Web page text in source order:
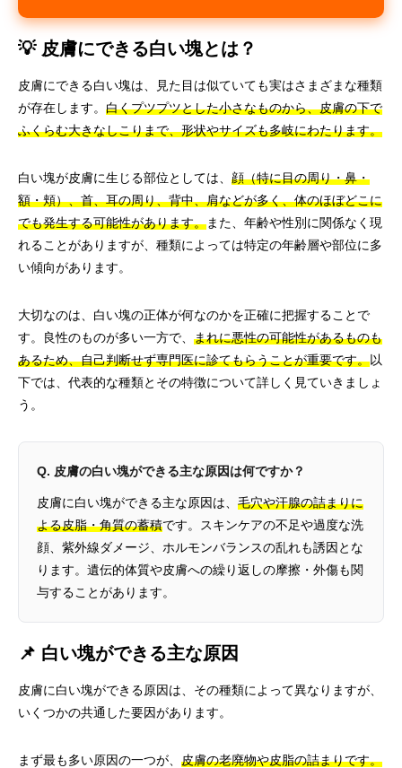
💡 皮膚にできる白い塊とは？
皮膚にできる白い塊は、見た目は似ていても実はさまざまな種類
が存在します。 白くプツプツとした小さなものから、皮膚の下で
ふくらむ大きなしこりまで、形状やサイズも多岐にわたります。
白い塊が皮膚に生じる部位としては、 顔（特に目の周り・鼻・
額・頬）、首、耳の周り、背中、肩などが多く、体のほぼどこに
でも発生する可能性があります。また、年齢や性別に関係なく現
れることがありますが、種類によっては特定の年齢層や部位に多
い傾向があります。
大切なのは、白い塊の正体が何なのかを正確に把握することで
す。良性のものが多い一方で、 まれに悪性の可能性があるものも
あるため、自己判断せず専門医に診てもらうことが重要です。以
下では、代表的な種類とその特徴について詳しく見ていきましょ
う。
Q. 皮膚の白い塊ができる主な原因は何ですか？
皮膚に白い塊ができる主な原因は、 毛穴や汗腺の詰まりに
よる皮脂・角質の蓄積です。スキンケアの不足や過度な洗
顔、紫外線ダメージ、ホルモンバランスの乱れも誘因とな
ります。遺伝的体質や皮膚への繰り返しの摩擦・外傷も関
与することがあります。
📌 白い塊ができる主な原因
皮膚に白い塊ができる原因は、その種類によって異なりますが、
いくつかの共通した要因があります。
まず最も多い原因の一つが、 皮膚の老廃物や皮脂の詰まりです。